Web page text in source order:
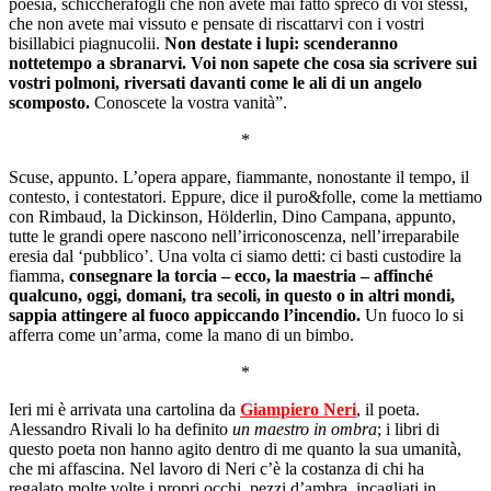
poesia, schiccherafogli che non avete mai fatto spreco di voi stessi,
che non avete mai vissuto e pensate di riscattarvi con i vostri
bisillabici piagnucolii. Non destate i lupi: scenderanno
nottetempo a sbranarvi. Voi non sapete che cosa sia scrivere sui
vostri polmoni, riversati davanti come le ali di un angelo
scomposto. Conoscete la vostra vanità”.
*
Scuse, appunto. L’opera appare, fiammante, nonostante il tempo, il
contesto, i contestatori. Eppure, dice il puro&folle, come la mettiamo
con Rimbaud, la Dickinson, Hölderlin, Dino Campana, appunto,
tutte le grandi opere nascono nell’irriconoscenza, nell’irreparabile
eresia dal ‘pubblico’. Una volta ci siamo detti: ci basti custodire la
fiamma, consegnare la torcia – ecco, la maestria – affinché
qualcuno, oggi, domani, tra secoli, in questo o in altri mondi,
sappia attingere al fuoco appiccando l’incendio. Un fuoco lo si
afferra come un’arma, come la mano di un bimbo.
*
Ieri mi è arrivata una cartolina da Giampiero Neri, il poeta.
Alessandro Rivali lo ha definito un maestro in ombra; i libri di
questo poeta non hanno agito dentro di me quanto la sua umanità,
che mi affascina. Nel lavoro di Neri c’è la costanza di chi ha